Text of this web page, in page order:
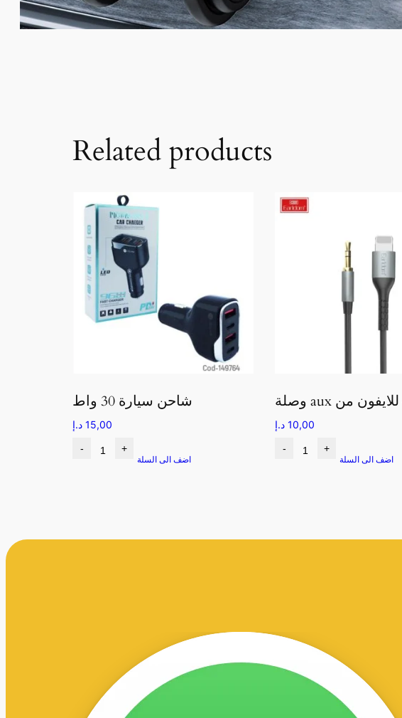
Related products
شاحن سيارة 30 واط
15,00 د.إ
- +
اضف الى السلة
10,00 د.إ
- +
اضف الى السلة